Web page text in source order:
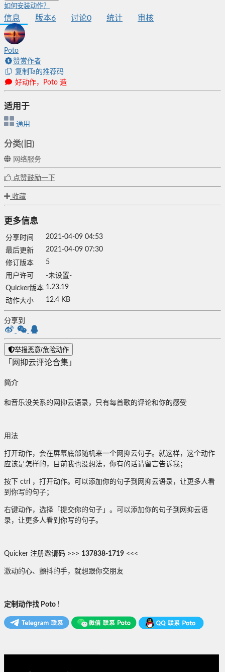
如何安装动作？
信息 版本6 讨论0 统计 审核
Poto
赞赏作者
复制Ta的推荐码
好动作，Poto 造
适用于
通用
分类(旧)
网络服务
点赞鼓励一下
收藏
更多信息
分享时间
2021-04-09 04:53
最后更新
2021-04-09 07:30
修订版本
5
用户许可
-未设置-
Quicker版本 1.23.19
动作大小
12.4 KB
分享到
举报恶意/危险动作
「网抑云评论合集」
简介
和音乐没关系的网抑云语录，只有每首歌的评论和你的感受
用法
打开动作，会在屏幕底部随机来一个网抑云句子。就这样，这个动作
应该是怎样的，目前我也没想法，你有的话请留言告诉我；
按下 ctrl ，打开动作。可以添加你的句子到网抑云语录，让更多人看
到你写的句子；
右键动作，选择「提交你的句子」。可以添加你的句子到网抑云语
录，让更多人看到你写的句子。
Quicker 注册邀请码 >>> 137838-1719 <<<
激动的心、颤抖的手，就想跟你交朋友
定制动作找 Poto !